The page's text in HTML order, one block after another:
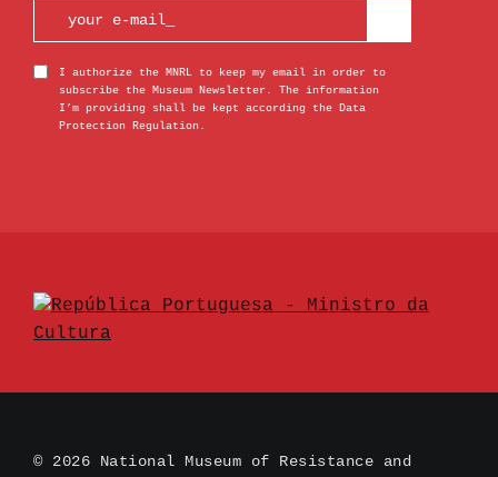
I authorize the MNRL to keep my email in order to
subscribe the Museum Newsletter. The information
I’m providing shall be kept according the Data
Protection Regulation.
© 2026 National Museum of Resistance and